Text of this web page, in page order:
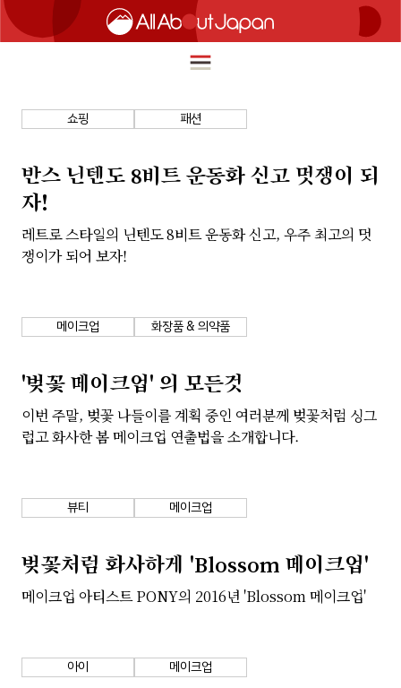
繁體中文
HOME
푸드
이노베이션
회사소개 개인정보 보호정책
쇼핑 패션
반스 닌텐도 8비트 운동화 신고 멋쟁이 되
자!
레트로 스타일의 닌텐도 8비트 운동화 신고, 우주 최고의 멋
쟁이가 되어 보자!
메이크업 화장품 & 의약품
'벚꽃 메이크업' 의 모든것
이번 주말, 벚꽃 나들이를 계획 중인 여러분께 벚꽃처럼 싱그
럽고 화사한 봄 메이크업 연출법을 소개합니다.
뷰티 메이크업
벚꽃처럼 화사하게 'Blossom 메이크업'
메이크업 아티스트 PONY의 2016년 'Blossom 메이크업'
아이 메이크업